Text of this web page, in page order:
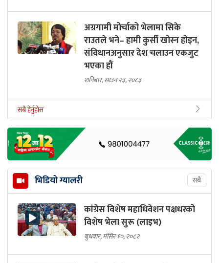
अग्रगामी मोर्चाको भेलामा सिके
राउतले भने– हामी कुर्सी खोस्न होइन,
संविधानअनुसार देश चलाउन एकजुट
भएका हौं
शनिबार, साउन २३, २०८३
सबै हेर्नुहोस
भिडियो ग्यालरी सबै
कांग्रेस विशेष महाधिवेशन पक्षधरको
विशेष भेला सुरू (लाइभ)
बुधबार, मंसिर १०, २०८२